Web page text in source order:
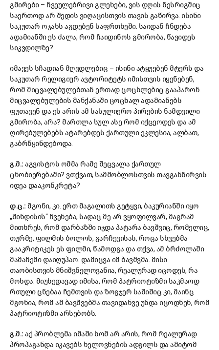
გმირები – ჩვეულებრივი გლეხები, ვის დღის წესრიგშიც
საერთოდ არ შედის ვიღაცისთვის თავის გაწირვა. ისინი
საკუთარ ოჯახს აგდებენ საფრთხეში. საიდან ჩნდება
ადამიანში ეს ძალა, რომ ჩაიდინოს გმირობა, წავიდეს
სიკვდილზე?
იმავეს სჩადიან მღვდლებიც – ისინი ატყუებენ მტერს და
საკუთარ რელიგიურ ავტორიტეტს იმისთვის იყენებენ,
რომ მიცვალებულებთან ერთად ცოცხლებიც გააპარონ.
მიცვალებულების მანქანაში ცოცხალ ადამიანებს
ფუთავენ და ეს არის ამ სასულიერო პირების ნამდვილი
გმირობა, არა? მართლა სულ ასე რომ იქცეოდეს და ამ
ღირებულებებს ატარებდეს ქართული ეკლესია, ალბათ,
გაბრწყინდებოდა.
გ.მ.: აგვისტოს ომმა რამე შეცვალა ქართულ
ცნობიერებაში? ვთქვათ, სამშობლოსთვის თავგანწირვის
იდეა დააკონკრეტა?
დ.ც.: მგონი, კი. ერთ მაგალითს გეტყვი, ბაკურიანში იყო
„შინდისის“ ჩვენება, სადაც მე არ ვყოფილვარ, მაგრამ
მითხრეს, რომ დარბაზში იჯდა პატარა ბავშვიც, რომელიც,
თურმე, ფილმის ბოლოს, გარჩევისას, როცა სხვებმა
გააკრიტიკეს ეს ფილმი, წამოდგა და თქვა, ამ ბრძოლაში
მამაჩემი დაიღუპაო. დამიცვა იმ ბავშვმა. მისი
თაობისთვის მნიშვნელოვანია, რეალურად იცოდეს, რა
მოხდა. მიუხედავად იმისა, რომ პატრიოტიზმი საკმაოდ
რთული ცნებაა ჩემთვის და ზოგჯერ საშიშიც კი, მაინც
მგონია, რომ ამ ბავშვებმა თავიდანვე უნდა იცოდნენ, რომ
პატრიოტიზმი არსებობს.
გ.მ.: აქ პრობლემა იმაში ხომ არ არის, რომ რეალურად
პროპაგანდა იკავებს ხელოვნების ადგილს და ამიტომ